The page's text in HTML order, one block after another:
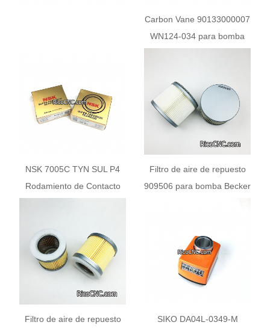
Carbon Vane 90133000007
WN124-034 para bomba
NSK 7005C TYN SUL P4
Rodamiento de Contacto
Filtro de aire de repuesto
909506 para bomba Becker
Filtro de aire de repuesto
SIKO DA04L-0349-M